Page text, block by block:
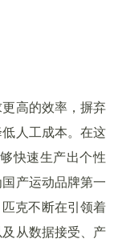
高的效率，摒弃
人工成本。在这
快速生产出个性
产运动品牌第一
克不断在引领着
从数据接受、产